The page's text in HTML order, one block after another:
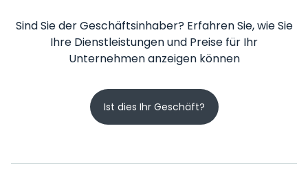
Sind Sie der Geschäftsinhaber? Erfahren Sie, wie Sie
Ihre Dienstleistungen und Preise für Ihr
Unternehmen anzeigen können
Ist dies Ihr Geschäft?